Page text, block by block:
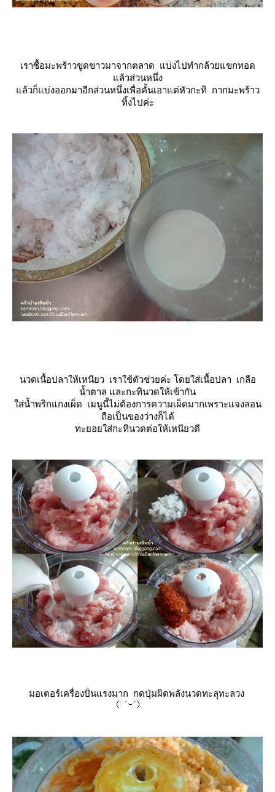
เราซื้อมะพร้าวขูดขาวมาจากตลาด แบ่งไปทำกล้วยแขกทอด
ล้วส่วนหนึ่ง
ล้วก็แบ่งออกมาอีกส่วนหนึ่งเพื่อคั้นเอาแต่หัวกะทิ กากมะพร้าว
ทิ้งไปค่ะ
นวดเนื้อปลาให้เหนียว เราใช้ตัวช่วยค่ะ โดยใส่เนื้อปลา เกลือ
น้ำตาล และกะทินวดให้เข้ากัน
ส่น้ำพริกแกงเผ็ด เมนูนี้ไม่ต้องการความเผ็ดมากเพราะแจงลอน
ถือเป็นของว่างก็ได้
ทะยอยใส่กะทินวดต่อให้เหนียวดี
มอเตอร์เครื่องปั่นแรงมาก กดปุ่มผิดพลังนวดทะลุทะลวง